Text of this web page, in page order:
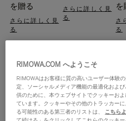
を贈る
さらに詳しく見
る
さらに詳しく見
る
を
さ
る
RIMOWA.COM へようこそ
RIMOWAはお客様に質の高いユーザー体験
定、ソーシャルメディア機能の最適化およ
供のために、本ウェブサイトでクッキーお
ています。クッキーやその他のトラッカー
る可能性のある第三者のリストは、 こちら